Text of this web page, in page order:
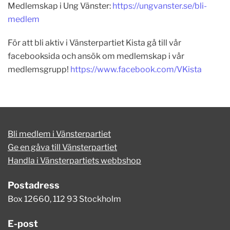
Medlemskap i Ung Vänster: https://ungvanster.se/bli-
medlem
För att bli aktiv i Vänsterpartiet Kista gå till vår
facebooksida och ansök om medlemskap i vår
medlemsgrupp! https://www.facebook.com/VKista
Bli medlem i Vänsterpartiet
Ge en gåva till Vänsterpartiet
Handla i Vänsterpartiets webbshop
Postadress
Box 12660, 112 93 Stockholm
E-post